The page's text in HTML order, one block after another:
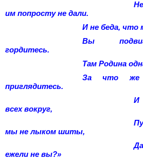
им попросту не дали.
И не беда, что
Вы
гордитесь.
Там Родина
За что же
приглядитесь.
И
всех вокруг,
мы не лыком шиты,
ежели не вы?»